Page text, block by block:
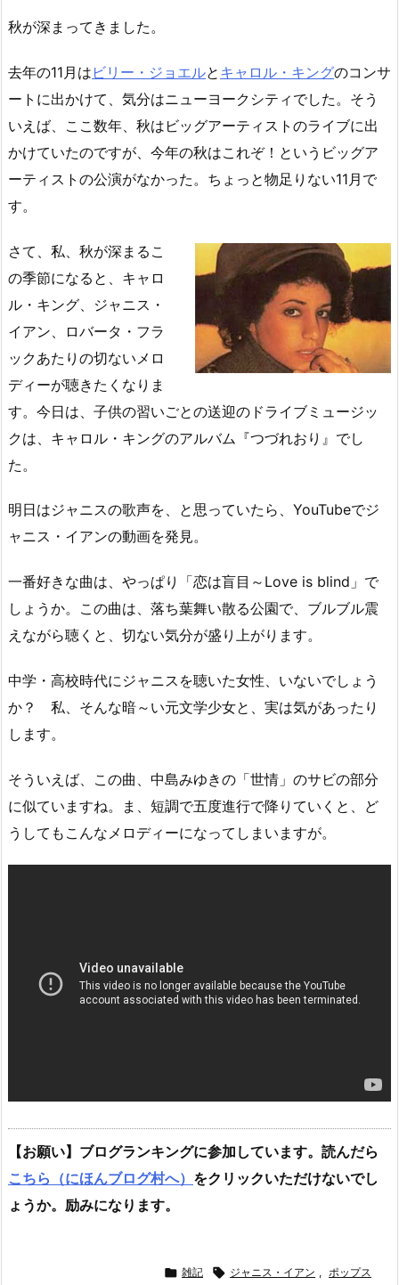
秋が深まってきました。
去年の11月は ビリー・ジョエルと キャロル・キングのコンサ
ートに出かけて、気分はニューヨークシティでした。そう
いえば、ここ数年、秋はビッグアーティストのライブに出
かけていたのですが、今年の秋はこれぞ！というビッグア
ーティストの公演がなかった。ちょっと物足りない11月で
す。
さて、私、秋が深まるこ
の季節になると、キャロ
ル・キング、ジャニス・
イアン、ロバータ・フラ
ックあたりの切ないメロ
ディーが聴きたくなりま
す。今日は、子供の習いごとの送迎のドライブミュージッ
クは、キャロル・キングのアルバム『つづれおり』でし
た。
明日はジャニスの歌声を、と思っていたら、YouTubeでジ
ャニス・イアンの動画を発見。
一番好きな曲は、やっぱり「恋は盲目～Love is blind」で
しょうか。この曲は、落ち葉舞い散る公園で、ブルブル震
えながら聴くと、切ない気分が盛り上がります。
中学・高校時代にジャニスを聴いた女性、いないでしょう
か？ 私、そんな暗～い元文学少女と、実は気があったり
します。
そういえば、この曲、中島みゆきの「世情」のサビの部分
に似ていますね。ま、短調で五度進行で降りていくと、ど
うしてもこんなメロディーになってしまいますが。
【お願い】ブログランキングに参加しています。読んだら
こちら（にほんブログ村へ） をクリックいただけないでし
ょうか。励みになります。
 雑記  ジャニス・イアン , ポップス